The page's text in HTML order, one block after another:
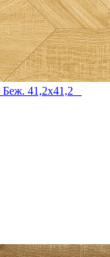
41,2x41,2 _